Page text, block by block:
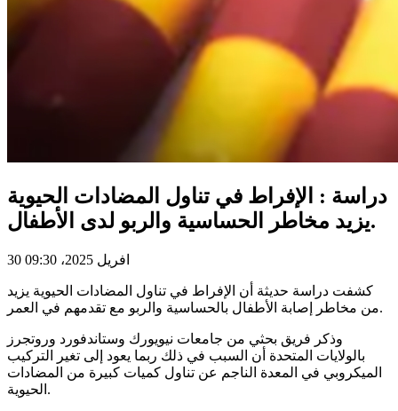
دراسة : الإفراط في تناول المضادات الحيوية
يزيد مخاطر الحساسية والربو لدى الأطفال.
30 افريل 2025، 09:30
كشفت دراسة حديثة أن الإفراط في تناول المضادات الحيوية يزيد
من مخاطر إصابة الأطفال بالحساسية والربو مع تقدمهم في العمر.
وذكر فريق بحثي من جامعات نيويورك وستاندفورد وروتجرز
بالولايات المتحدة أن السبب في ذلك ربما يعود إلى تغير التركيب
الميكروبي في المعدة الناجم عن تناول كميات كبيرة من المضادات
الحيوية.